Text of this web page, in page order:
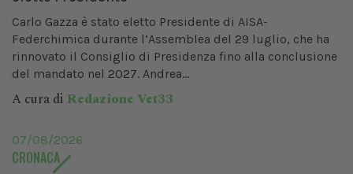
Carlo Gazza è stato eletto Presidente di AISA-
Federchimica durante l’Assemblea del 29 luglio, che ha
rinnovato il Consiglio di Presidenza fino alla conclusione
del mandato nel 2027. Andrea...
A cura di Redazione Vet33
07/08/2026
CRONACA